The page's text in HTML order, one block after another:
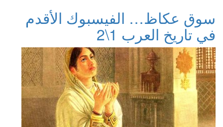
سوق عكاظ… الفيسبوك الأقدم
في تاريخ العرب 1\2